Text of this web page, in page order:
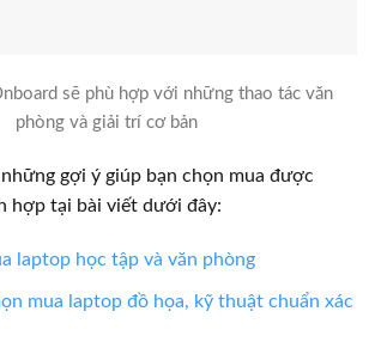
sẽ phù hợp với những thao tác văn
phòng và giải trí cơ bản
gợi ý giúp bạn chọn mua được
hợp tại bài viết dưới đây:
laptop học tập và văn phòng
mua laptop đồ họa, kỹ thuật chuẩn xác